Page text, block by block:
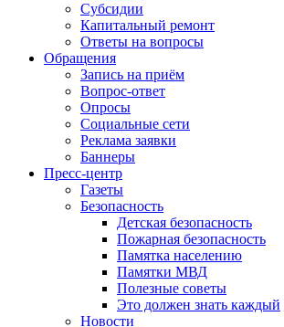
Субсидии
Капитальный ремонт
Ответы на вопросы
Обращения
Запись на приём
Вопрос-ответ
Опросы
Социальные сети
Реклама заявки
Баннеры
Пресс-центр
Газеты
Безопасность
Детская безопасность
Пожарная безопасность
Памятка населению
Памятки МВД
Полезные советы
Это должен знать каждый
Новости